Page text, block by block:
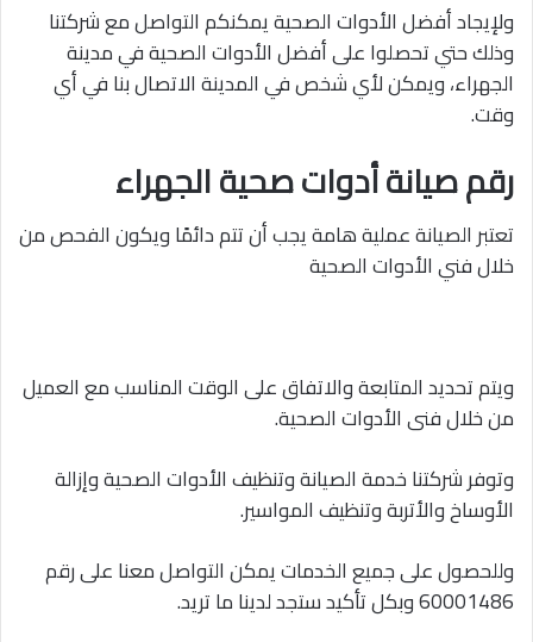
ولإيجاد أفضل الأدوات الصحية يمكنكم التواصل مع شركتنا
وذلك حتي تحصلوا على أفضل الأدوات الصحية في مدينة
الجهراء، ويمكن لأي شخص في المدينة الاتصال بنا في أي
وقت.
رقم صيانة أدوات صحية الجهراء
تعتبر الصيانة عملية هامة يجب أن تتم دائمًا ويكون الفحص من
خلال فني الأدوات الصحية
ويتم تحديد المتابعة والاتفاق على الوقت المناسب مع العميل
من خلال فنى الأدوات الصحية.
وتوفر شركتنا خدمة الصيانة وتنظيف الأدوات الصحية وإزالة
الأوساخ والأتربة وتنظيف المواسير.
وللحصول على جميع الخدمات يمكن التواصل معنا على رقم
60001486 وبكل تأكيد ستجد لدينا ما تريد.